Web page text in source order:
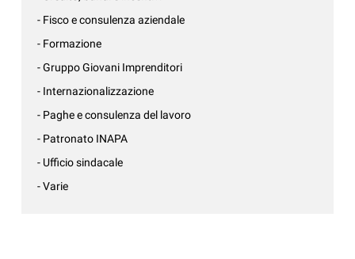
- Fisco e consulenza aziendale
- Formazione
- Gruppo Giovani Imprenditori
- Internazionalizzazione
- Paghe e consulenza del lavoro
- Patronato INAPA
- Ufficio sindacale
- Varie